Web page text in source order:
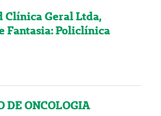
Clínica Geral Ltda,
Fantasia: Policlínica
DE ONCOLOGIA